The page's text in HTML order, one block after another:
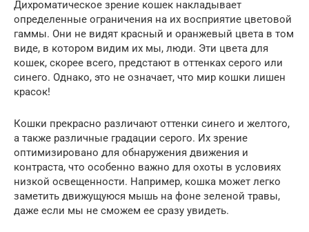
Дихроматическое зрение кошек накладывает
определенные ограничения на их восприятие цветовой
гаммы. Они не видят красный и оранжевый цвета в том
виде, в котором видим их мы, люди. Эти цвета для
кошек, скорее всего, предстают в оттенках серого или
синего. Однако, это не означает, что мир кошки лишен
красок!
Кошки прекрасно различают оттенки синего и желтого,
а также различные градации серого. Их зрение
оптимизировано для обнаружения движения и
контраста, что особенно важно для охоты в условиях
низкой освещенности. Например, кошка может легко
заметить движущуюся мышь на фоне зеленой травы,
даже если мы не сможем ее сразу увидеть.